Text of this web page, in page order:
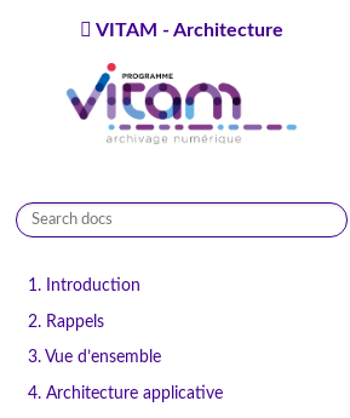
VITAM - Architecture
1. Introduction
2. Rappels
3. Vue d’ensemble
4. Architecture applicative